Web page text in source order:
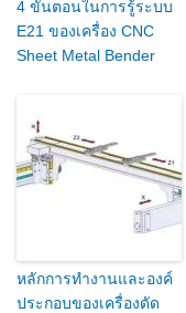
4 ขั้นตอนในการรู้ระบบ
E21 ของเครื่อง CNC
Sheet Metal Bender
หลักการทำงานและองค์
ประกอบของเครื่องดัด